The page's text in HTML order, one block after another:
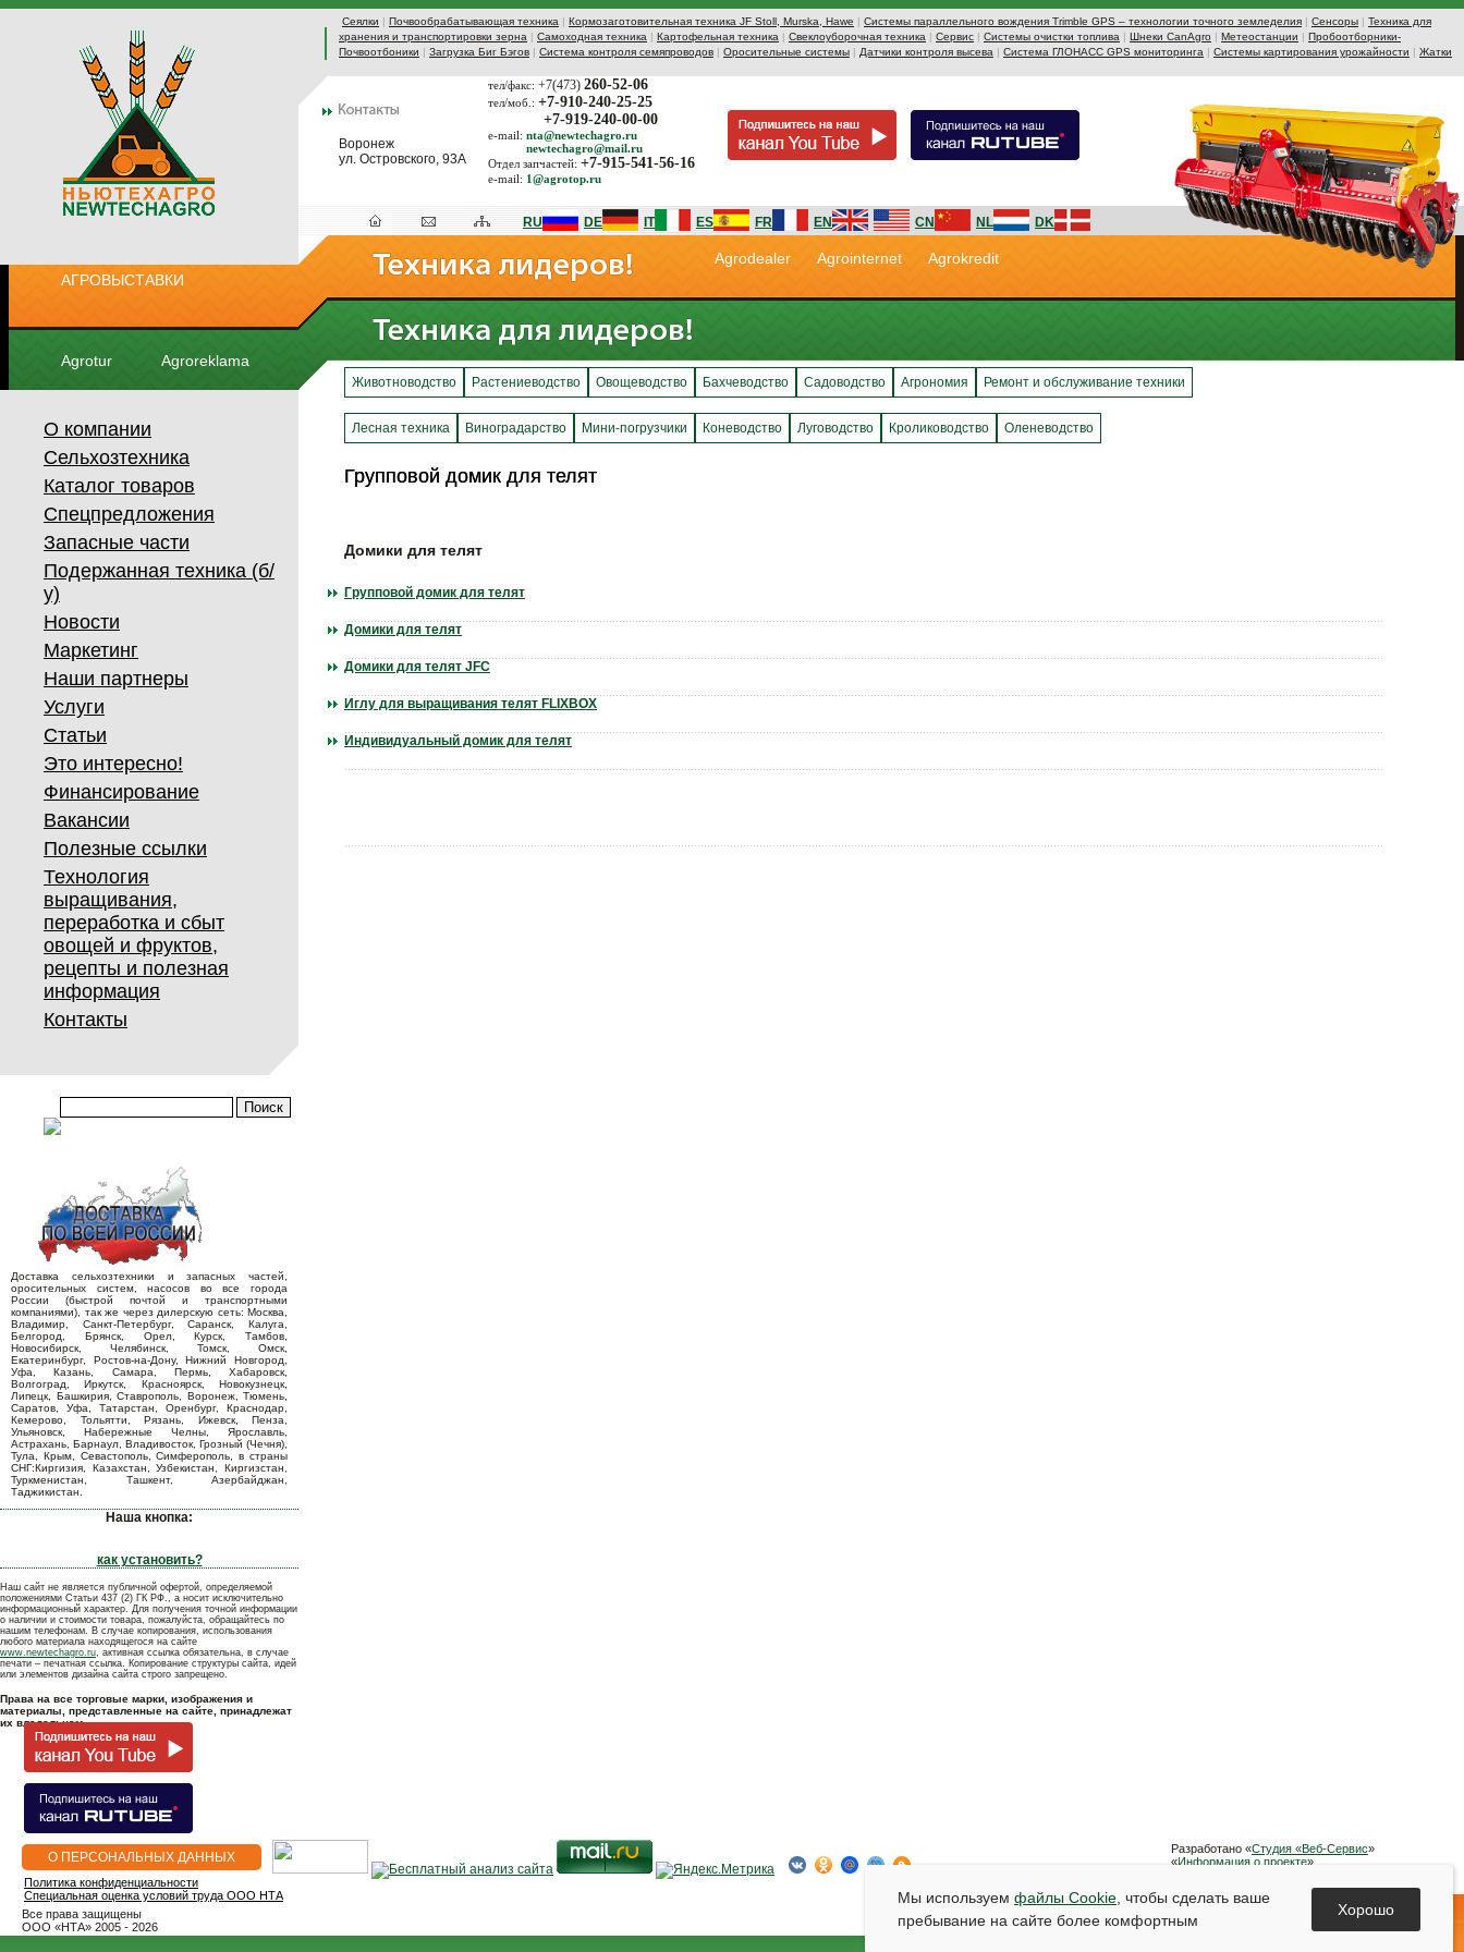
Сеялки | Почвообрабатывающая техника | Кормозаготовительная техника JF Stoll, Murska, Hawe | Системы параллельного вождения Trimble GPS – технологии точного земледелия | Сенсоры | Техника для
хранения и транспортировки зерна | Самоходная техника | Картофельная техника | Свеклоуборочная техника | Сервис | Системы очистки топлива | Шнеки CanAgro | Метеостанции | Пробоотборники-
Почвоотбоники | Загрузка Биг Бэгов | Система контроля семяпроводов | Оросительные системы | Датчики контроля высева | Система ГЛОНАСС GPS мониторинга | Системы картирования урожайности | Жатки
Воронеж
ул. Островского, 93А
тел/факс: +7(473) 260-52-06
тел/моб.: +7-910-240-25-25
+7-919-240-00-00
e-mail: nta@newtechagro.ru
newtechagro@mail.ru
Отдел запчастей: +7-915-541-56-16
e-mail: 1@agrotop.ru
АГРОВЫСТАВКИ
Agrotur Agroreklama
RU DE IT ES FR EN CN NL DK
Agrodealer Agrointernet Agrokredit
О компании
Сельхозтехника
Каталог товаров
Спецпредложения
Запасные части
Подержанная техника (б/
у)
Новости
Маркетинг
Наши партнеры
Услуги
Статьи
Это интересно!
Финансирование
Вакансии
Полезные ссылки
Технология
выращивания,
переработка и сбыт
овощей и фруктов,
рецепты и полезная
информация
Контакты
Доставка сельхозтехники и запасных частей,
оросительных систем, насосов во все города
России (быстрой почтой и транспортными
компаниями), так же через дилерскую сеть: Москва,
Владимир, Санкт-Петербург, Саранск, Калуга,
Белгород, Брянск, Орел, Курск, Тамбов,
Новосибирск, Челябинск, Томск, Омск,
Екатеринбург, Ростов-на-Дону, Нижний Новгород,
Уфа, Казань, Самара, Пермь, Хабаровск,
Волгоград, Иркутск, Красноярск, Новокузнецк,
Липецк, Башкирия, Ставрополь, Воронеж, Тюмень,
Саратов, Уфа, Татарстан, Оренбург, Краснодар,
Кемерово, Тольятти, Рязань, Ижевск, Пенза,
Ульяновск, Набережные Челны, Ярославль,
Астрахань, Барнаул, Владивосток, Грозный (Чечня),
Тула, Крым, Севастополь, Симферополь, в страны
СНГ:Киргизия, Казахстан, Узбекистан, Киргизстан,
Туркменистан, Ташкент, Азербайджан,
Таджикистан.
Наша кнопка:
как установить?
Наш сайт не является публичной офертой, определяемой
положениями Статьи 437 (2) ГК РФ., а носит исключительно
информационный характер. Для получения точной информации
о наличии и стоимости товара, пожалуйста, обращайтесь по
нашим телефонам. В случае копирования, использования
любого материала находящегося на сайте
www.newtechagro.ru, активная ссылка обязательна, в случае
печати – печатная ссылка. Копирование структуры сайта, идей
или элементов дизайна сайта строго запрещено.
Права на все торговые марки, изображения и
материалы, представленные на сайте, принадлежат
их владельцам.
Животноводство Растениеводство Овощеводство Бахчеводство Садоводство Агрономия Ремонт и обслуживание техники
Лесная техника Виноградарство Мини-погрузчики Коневодство Луговодство Кролиководство Оленеводство
Групповой домик для телят
Групповой домик для телят
Домики для телят
Групповой домик для телят
Домики для телят
Домики для телят JFC
Иглу для выращивания телят FLIXBOX
Индивидуальный домик для телят
О ПЕРСОНАЛЬНЫХ ДАННЫХ
Все права защищены
OOO «НТА» 2005 - 2026
Политика конфиденциальности
Специальная оценка условий труда ООО НТА
Разработано «Студия «Веб-Сервис»
«Информация о проекте»
Мы используем файлы Cookie , чтобы сделать ваше
пребывание на сайте более комфортным
Хорошо